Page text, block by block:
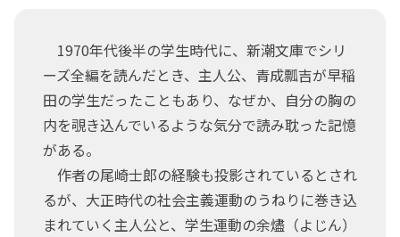
1970年代後半の学生時代に、新潮文庫でシリ
ーズ全編を読んだとき、主人公、青成瓢吉が早稲
田の学生だったこともあり、なぜか、自分の胸の
内を覗き込んでいるような気分で読み耽った記憶
がある。
作者の尾崎士郎の経験も投影されているとされ
るが、大正時代の社会主義運動のうねりに巻き込
まれていく主人公と、学生運動の余燼（よじん）